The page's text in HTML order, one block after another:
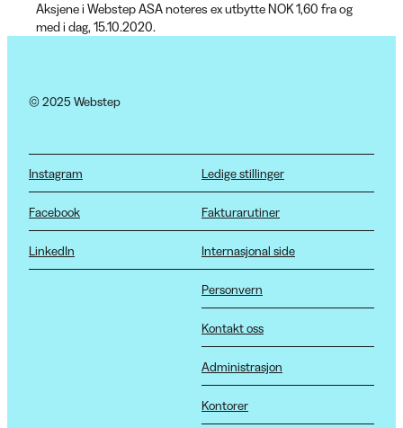
Aksjene i Webstep ASA noteres ex utbytte NOK 1,60 fra og
med i dag, 15.10.2020.
© 2025 Webstep
Instagram
Facebook
LinkedIn
Ledige stillinger
Fakturarutiner
Internasjonal side
Personvern
Kontakt oss
Administrasjon
Kontorer